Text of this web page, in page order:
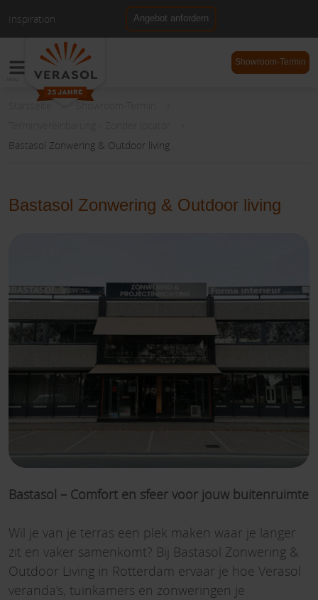
Inspiration Angebot anfordern
DE
Showroom-Termin
Startseite
Showroom-Termin
Bastasol Zonwering & Outdoor living
Bastasol Zonwering & Outdoor living
Bastasol – Comfort en sfeer voor jouw buitenruimte
Wil je van je terras een plek maken waar je langer
zit en vaker samenkomt? Bij Bastasol Zonwering &
Outdoor Living in Rotterdam ervaar je hoe Verasol
veranda’s, tuinkamers en zonweringen je